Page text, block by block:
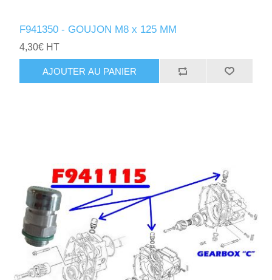
F941350 - GOUJON M8 x 125 MM
4,30€ HT
AJOUTER AU PANIER